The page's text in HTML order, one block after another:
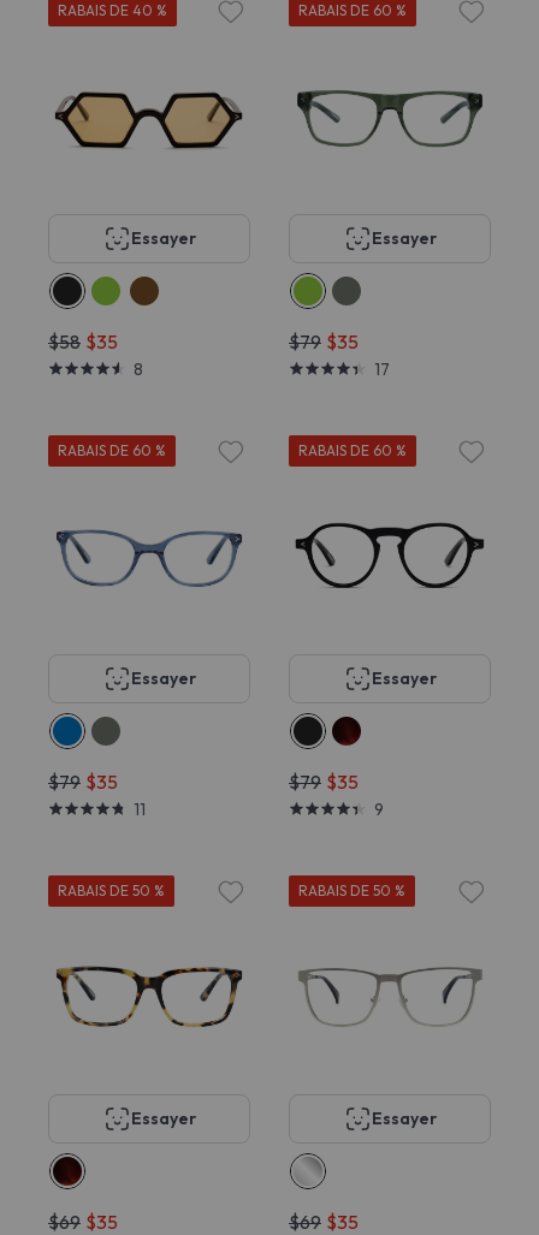
RABAIS DE 40 %
Essayer
$58 $35
8
RABAIS DE 60 %
Essayer
$79 $35
17
RABAIS DE 60 %
Essayer
$79 $35
11
RABAIS DE 60 %
Essayer
$79 $35
9
RABAIS DE 50 %
Essayer
$69 $35
RABAIS DE 50 %
Essayer
$69 $35